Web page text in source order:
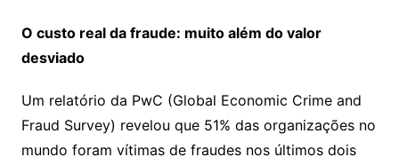
O custo real da fraude: muito além do valor
desviado
Um relatório da PwC (Global Economic Crime and
Fraud Survey) revelou que 51% das organizações no
mundo foram vítimas de fraudes nos últimos dois